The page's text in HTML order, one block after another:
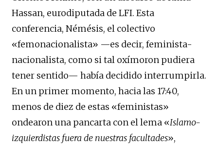
Hassan, eurodiputada de LFI. Esta
conferencia, Némésis, el colectivo
«femonacionalista» —es decir, feminista-
nacionalista, como si tal oxímoron pudiera
tener sentido— había decidido interrumpirla.
En un primer momento, hacia las 17:40,
menos de diez de estas «feministas»
ondearon una pancarta con el lema «Islamo-
izquierdistas fuera de nuestras facultades»,